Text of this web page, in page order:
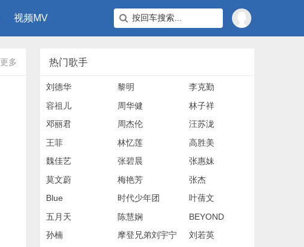
视频MV
更多 热门歌手
刘德华 黎明
李克勤
容祖儿
周华健
林子祥
邓丽君
周杰伦
汪苏泷
王菲
林忆莲
高胜美
魏佳艺
张碧晨
张惠妹
莫文蔚
梅艳芳
张杰
Blue
时代少年团
叶蒨文
五月天
陈慧娴
BEYOND
孙楠
摩登兄弟刘宇宁
刘若英